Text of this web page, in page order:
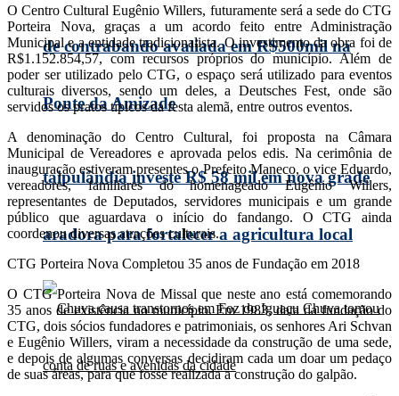
de contrabando avaliada em R$500mil na
Ponte da Amizade
taipulândia investe R$ 58 mil em nova grade
aradora para fortalecer a agricultura local
O Centro Cultural Eugênio Willers, futuramente será a sede do CTG
Porteira Nova, graças a um acordo feito entre Administração
Municipal e a entidade tradicionalista. O investimento da obra foi de
R$1.152.854,57, com recursos próprios do município. Além de
poder ser utilizado pelo CTG, o espaço será utilizado para eventos
culturais diversos, sendo um deles, a Deutsches Fest, onde são
servidos os pratos típicos da festa alemã, entre outros eventos.
A denominação do Centro Cultural, foi proposta na Câmara
Municipal de Vereadores e aprovada pelos edis. Na cerimônia de
inauguração estiveram presentes o Prefeito Maneco, o vice Eduardo,
vereadores, familiares do homenageado Eugênio Willers,
representantes de Deputados, servidores municipais e um grande
público que aguardava o início do fandango. O CTG ainda
coordenou diversas atrações culturais.
CTG Porteira Nova Completou 35 anos de Fundação em 2018
O CTG Porteira Nova de Missal que neste ano está comemorando
35 anos de existência no município. Em 1983, data da fundação do
CTG, dois sócios fundadores e patrimoniais, os senhores Ari Schvan
e Eugênio Willers, viram a necessidade da construção de uma sede,
e depois de algumas conversas decidiram cada um doar um pedaço
de suas áreas, para que fosse realizada a construção do galpão.